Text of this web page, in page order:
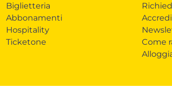
Biglietteria
Abbonamenti
Hospitality
Ticketone
Come